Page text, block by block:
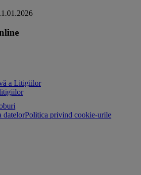
datelorPolitica privind cookie-urile